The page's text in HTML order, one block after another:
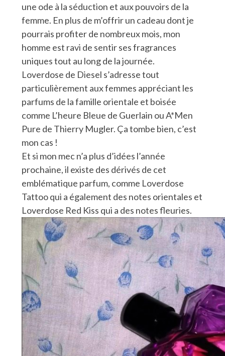
une ode à la séduction et aux pouvoirs de la
femme. En plus de m’offrir un cadeau dont je
pourrais profiter de nombreux mois, mon
homme est ravi de sentir ses fragrances
uniques tout au long de la journée.
Loverdose de Diesel s’adresse tout
particulièrement aux femmes appréciant les
parfums de la famille orientale et boisée
comme L’heure Bleue de Guerlain ou A*Men
Pure de Thierry Mugler. Ça tombe bien, c’est
mon cas !
Et si mon mec n’a plus d’idées l’année
prochaine, il existe des dérivés de cet
emblématique parfum, comme Loverdose
Tattoo qui a également des notes orientales et
Loverdose Red Kiss qui a des notes fleuries.